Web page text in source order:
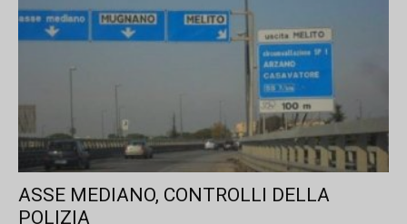
ASSE MEDIANO, CONTROLLI DELLA
POLIZIA